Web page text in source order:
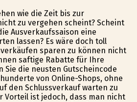
wie die Zeit bis zur
zu vergehen scheint? Scheint
Ausverkaufssaison eine
lassen? Es wäre doch toll
sparen zu können nicht
saftige Rabatte für Ihre
Sie die neusten Gutscheincode
von Online-Shops, ohne
den Schlussverkauf warten zu
Vorteil ist jedoch, dass man nicht